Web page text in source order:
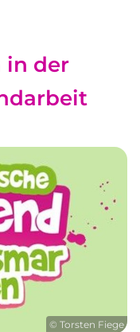
in der
© Torsten Fiege